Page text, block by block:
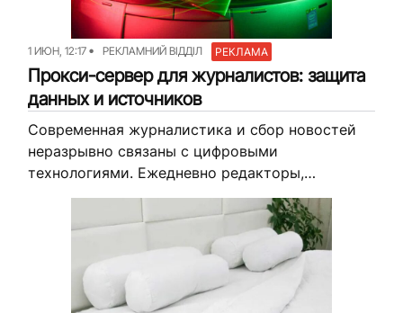
1 ИЮН, 12:17 РЕКЛАМНИЙ ВІДДІЛ РЕКЛАМА
Прокси-сервер для журналистов: защита
данных и источников
Современная журналистика и сбор новостей
неразрывно связаны с цифровыми
технологиями. Ежедневно редакторы,
репортеры и блогеры работают с
конфиденциальными документами, общаются с
инсайдерами и проводят независимые
расследования. В условиях растущих
киберугроз...